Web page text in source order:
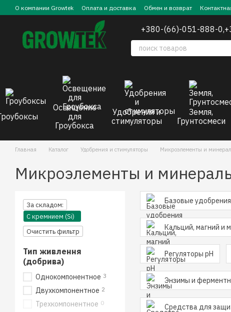
Перейти к основному контенту
О компании Growtek Оплата и доставка Обмен и возврат
+380-(66)-051-888-0,
Освещение
для
Гроубокса
Удобрения и
стимуляторы
Земля,
Грунтосмеси
Главная Каталог Удобрения и стимуляторы Микроэлементы и
Микроэлементы и
Базовые удобрения
Кальций, магний и
Регуляторы pH
Энзимы и
Средства для
За складом:
С кремнием (Si)
Очистить фильтр
Тип живлення
(добрива)
Однокомпонентное 3
Двухкомпонентное 2
Трехкомпонентное 0